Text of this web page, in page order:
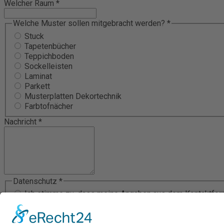
Welcher Raum *
Welche Muster sollen mitgebracht werden? *
Stuck
Tapetenbücher
Teppichboden
Sockelleisten
Laminat
Parkett
Musterplatten Dekortechnik
Farbtofnächer
Nachricht *
Datenschutz *
Ich stimme zu, dass meine Angaben aus dem
Nutzerdaten finden Sie in unserer Datenschutzerklärung
Code